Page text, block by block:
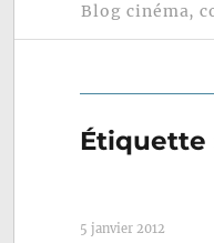
Blog cinéma,
5 janvier 2012